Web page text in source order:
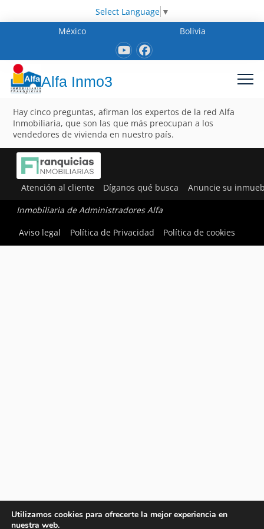
Select Language ▼
México
Bolivia
Alfa Inmo3
Hay cinco preguntas, afirman los expertos de la red Alfa
Inmobiliaria, que son las que más preocupan a los
vendedores de vivienda en nuestro país.
Atención al cliente Díganos qué busca Anuncie su
Inmobiliaria de Administradores Alfa
Aviso legal
Política de Privacidad Política de cookies
Utilizamos cookies para ofrecerte la mejor experiencia en
nuestra web.